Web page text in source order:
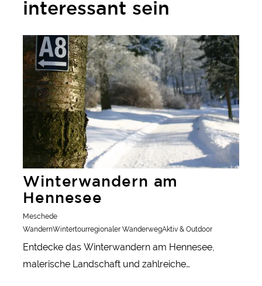
interessant sein
Winterwandern am
Hennesee
Meschede
WandernWintertourregionaler WanderwegAktiv & Outdoor
Entdecke das Winterwandern am Hennesee,
malerische Landschaft und zahlreiche
mehr erfahren